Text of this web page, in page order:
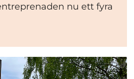
nu ett fyra